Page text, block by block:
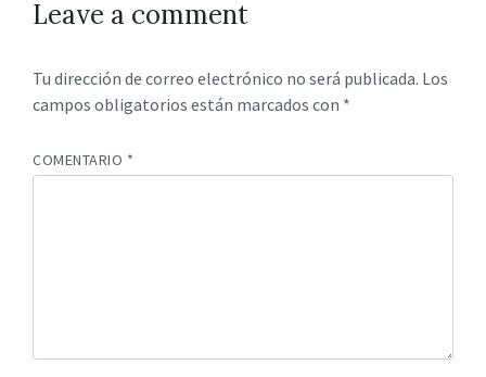
Leave a comment
Tu dirección de correo electrónico no será publicada. Los
campos obligatorios están marcados con *
COMENTARIO *